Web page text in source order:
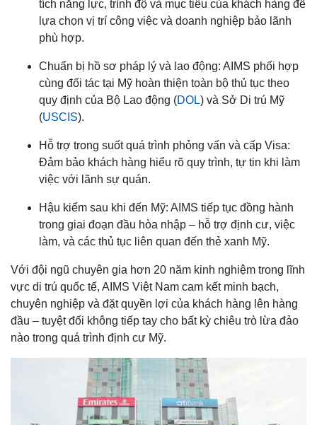
tích năng lực, trình độ và mục tiêu của khách hàng để
lựa chọn vị trí công việc và doanh nghiệp bảo lãnh
phù hợp.
Chuẩn bị hồ sơ pháp lý và lao động: AIMS phối hợp
cùng đối tác tại Mỹ hoàn thiện toàn bộ thủ tục theo
quy định của Bộ Lao động (DOL) và Sở Di trú Mỹ
(USCIS).
Hỗ trợ trong suốt quá trình phỏng vấn và cấp Visa:
Đảm bảo khách hàng hiểu rõ quy trình, tự tin khi làm
việc với lãnh sự quán.
Hậu kiểm sau khi đến Mỹ: AIMS tiếp tục đồng hành
trong giai đoạn đầu hòa nhập – hỗ trợ định cư, việc
làm, và các thủ tục liên quan đến thẻ xanh Mỹ.
Với đội ngũ chuyên gia hơn 20 năm kinh nghiệm trong lĩnh
vực di trú quốc tế, AIMS Việt Nam cam kết minh bạch,
chuyên nghiệp và đặt quyền lợi của khách hàng lên hàng
đầu – tuyệt đối không tiếp tay cho bất kỳ chiêu trò lừa đảo
nào trong quá trình định cư Mỹ.